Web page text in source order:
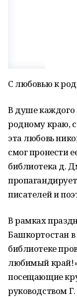
С любовью к
В душе каждого
родному краю,
эта любовь
смог пронести
библиотека д.
писателей и
В рамках
Башкортостан
библиотеке
любимый
посещающие
руководством